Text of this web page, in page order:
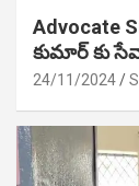
Advocate
కుమార్ కు
24/11/2024